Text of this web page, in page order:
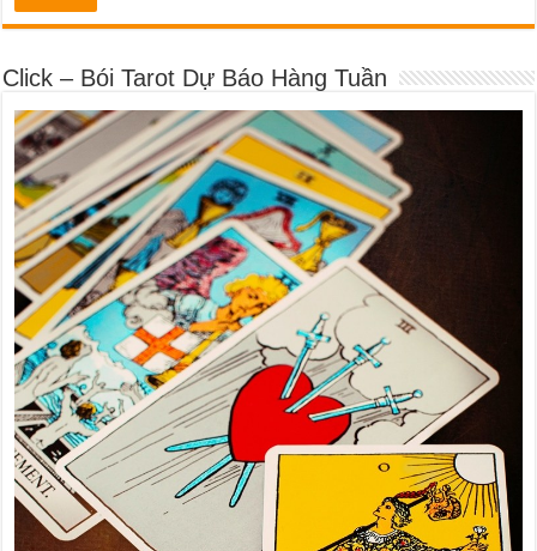
Click – Bói Tarot Dự Báo Hàng Tuần